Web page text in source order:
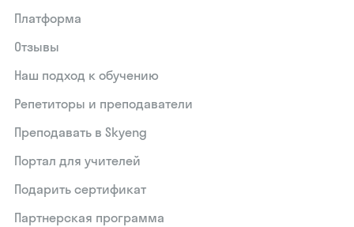
Платформа
Отзывы
Наш подход к обучению
Репетиторы и преподаватели
Преподавать в Skyeng
Портал для учителей
Подарить сертификат
Партнерская программа